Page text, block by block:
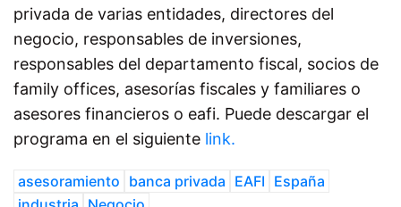
privada de varias entidades, directores del
negocio, responsables de inversiones,
responsables del departamento fiscal, socios de
family offices, asesorías fiscales y familiares o
asesores financieros o eafi. Puede descargar el
programa en el siguiente link.
asesoramiento banca privada EAFI España